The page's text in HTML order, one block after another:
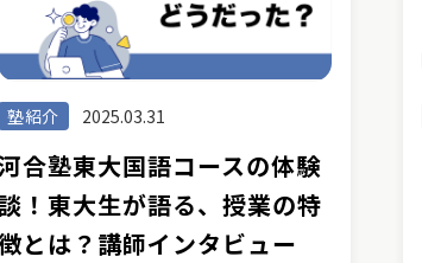
塾紹介 2025.03.31
合塾東大国語コースの体験
！東大生が語る、授業の特
とは？講師インタビュー